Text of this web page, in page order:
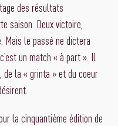
des résultats
saison. Deux victoire,
Mais le passé ne dictera
un match « à part ». Il
de la « grinta » et du coeur
la cinquantième édition de